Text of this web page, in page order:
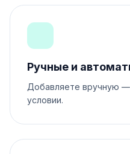
Ручные и
Добавляете вручную —
условии.